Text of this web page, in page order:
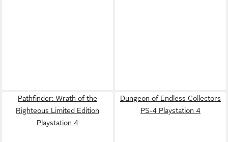
Pathfinder: Wrath of the
Righteous Limited Edition
Playstation 4
Dungeon of Endless Collectors
PS-4 Playstation 4